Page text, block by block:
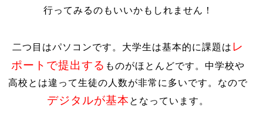
行ってみるのもいいかもしれません！
二つ目はパソコンです。大学生は基本的に課題は レ
ポートで提出する ものがほとんどです。中学校や
高校とは違って生徒の人数が非常に多いです。なので
デジタルが基本 となっています。